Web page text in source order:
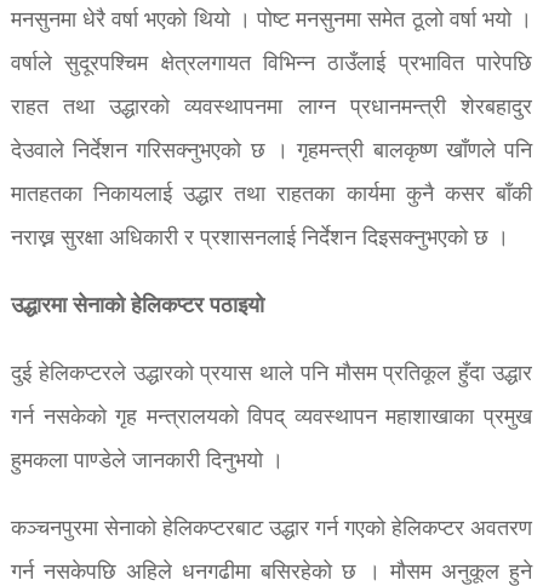
मनसुनमा धेरै वर्षा भएको थियो । पोष्ट मनसुनमा समेत ठूलो वर्षा भयो ।
वर्षाले सुदूरपश्चिम क्षेत्रलगायत विभिन्न ठाउँलाई प्रभावित पारेपछि
राहत तथा उद्धारको व्यवस्थापनमा लाग्न प्रधानमन्त्री शेरबहादुर
देउवाले निर्देशन गरिसक्नुभएको छ । गृहमन्त्री बालकृष्ण खाँणले पनि
मातहतका निकायलाई उद्धार तथा राहतका कार्यमा कुनै कसर बाँकी
नराख्न सुरक्षा अधिकारी र प्रशासनलाई निर्देशन दिइसक्नुभएको छ ।
उद्धारमा सेनाको हेलिकप्टर पठाइयो
दुई हेलिकप्टरले उद्धारको प्रयास थाले पनि मौसम प्रतिकूल हुँदा उद्धार
गर्न नसकेको गृह मन्त्रालयको विपद् व्यवस्थापन महाशाखाका प्रमुख
हुमकला पाण्डेले जानकारी दिनुभयो ।
कञ्चनपुरमा सेनाको हेलिकप्टरबाट उद्धार गर्न गएको हेलिकप्टर अवतरण
गर्न नसकेपछि अहिले धनगढीमा बसिरहेको छ । मौसम अनुकूल हुने